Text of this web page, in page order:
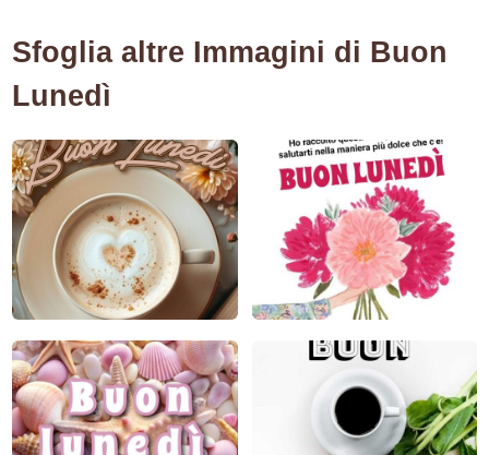
Sfoglia altre Immagini di Buon
Lunedì